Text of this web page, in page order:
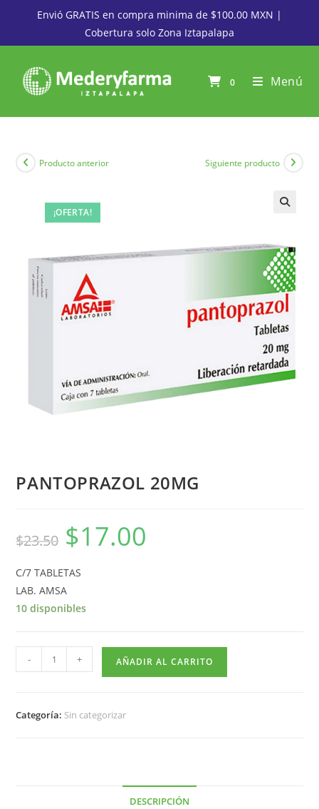
Envió GRATIS en compra minima de $100.00 MXN |
Cobertura solo Zona Iztapalapa
0 Menú
¡OFERTA!
Producto anterior Siguiente producto
PANTOPRAZOL 20MG
$23.50 $17.00
C/7 TABLETAS
LAB. AMSA
10 disponibles
- + AÑADIR AL CARRITO
Categoría: Sin categorizar
DESCRIPCIÓN